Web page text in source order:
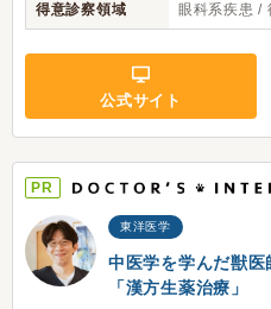
得意診察領域 眼科系疾患 /
公式サイト
PR
東洋医学
中医学を学んだ獣
「漢方生薬治療」